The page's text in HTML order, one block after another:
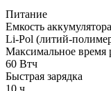
Питание
Емкость аккумулятора
Li-Pol (литий-
Максимальное время
60 Втч
Быстрая зарядка
10 ч